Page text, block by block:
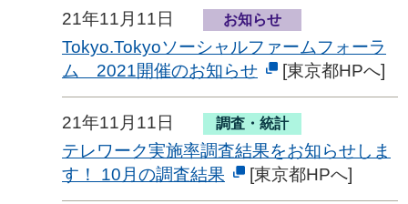
21年11月11日 お知らせ
Tokyo.Tokyoソーシャルファームフォーラ
ム 2021開催のお知らせ
[東京都HPへ]
21年11月11日 調査・統計
テレワーク実施率調査結果をお知らせしま
す！ 10月の調査結果
[東京都HPへ]